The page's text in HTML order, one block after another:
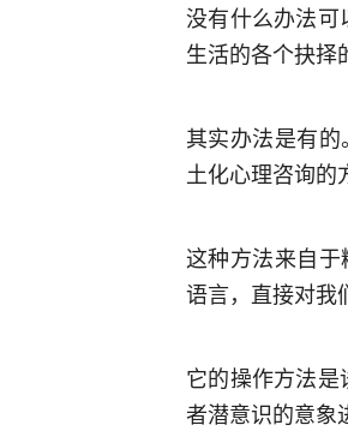
没有什么办法
生活的各个抉择
其实办法是有
土化心理咨询的
这种方法来自于
语言，直接对我
它的操作方法
者潜意识的意象